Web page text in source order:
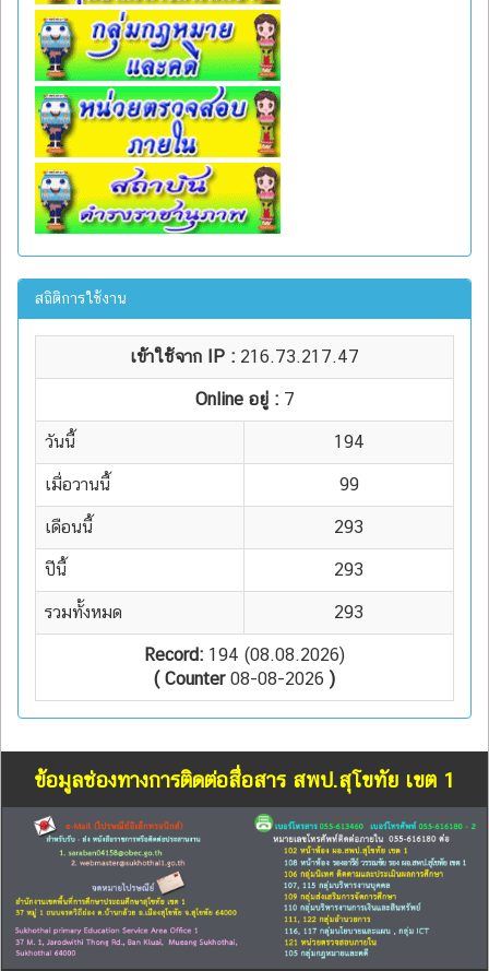
สถิติการใช้งาน
เข้าใช้จาก IP : 216.73.217.47
Online อยู่ : 7
วันนี้ 194
เมื่อวานนี้ 99
เดือนนี้ 293
ปีนี้ 293
รวมทั้งหมด 293
Record: 194 (08.08.2026)
( Counter08-08-2026 )
ข้อมูลช่องทางการติดต่อสื่อสาร สพป.สุโขทัย เขต 1